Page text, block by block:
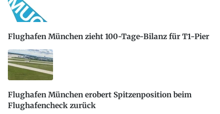
Flughafen München zieht 100-Tage-Bilanz für T1-Pier
Flughafen München erobert Spitzenposition beim
Flughafencheck zurück